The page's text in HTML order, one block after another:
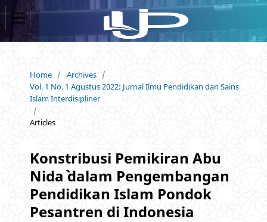
Home / Archives /
Vol. 1 No. 1 Agustus 2022: Jurnal Ilmu Pendidikan dan Sains
Islam Interdisipliner
/
Articles
Konstribusi Pemikiran Abu
Nida` dalam Pengembangan
Pendidikan Islam Pondok
Pesantren di Indonesia